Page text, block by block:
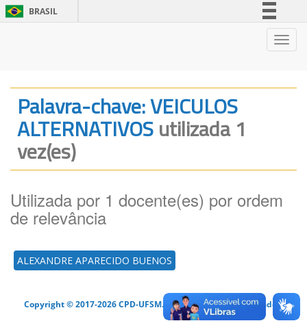
BRASIL
Legislação
Canais
Palavra-chave: VEICULOS
ALTERNATIVOSutilizada 1
vez(es)
Utilizada por 1 docente(es) por ordem
de relevância
ALEXANDRE APARECIDO BUENOS
Copyright © 2017-2026 CPD-UFSM. Todos os direitos reservados.